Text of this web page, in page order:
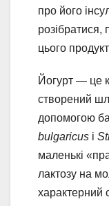
про його
розібратися,
цього
Йогурт — це
створений
допомогою
bulgaricus і
маленькі
лактозу на
характерний